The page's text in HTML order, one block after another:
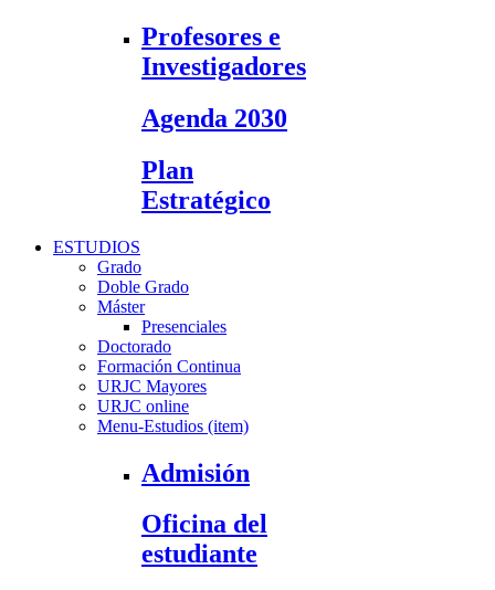
Profesores e
Investigadores
Agenda 2030
Plan
Estratégico
ESTUDIOS
Grado
Doble Grado
Máster
Presenciales
Doctorado
Formación Continua
URJC Mayores
URJC online
Menu-Estudios (item)
Admisión
Oficina del
estudiante